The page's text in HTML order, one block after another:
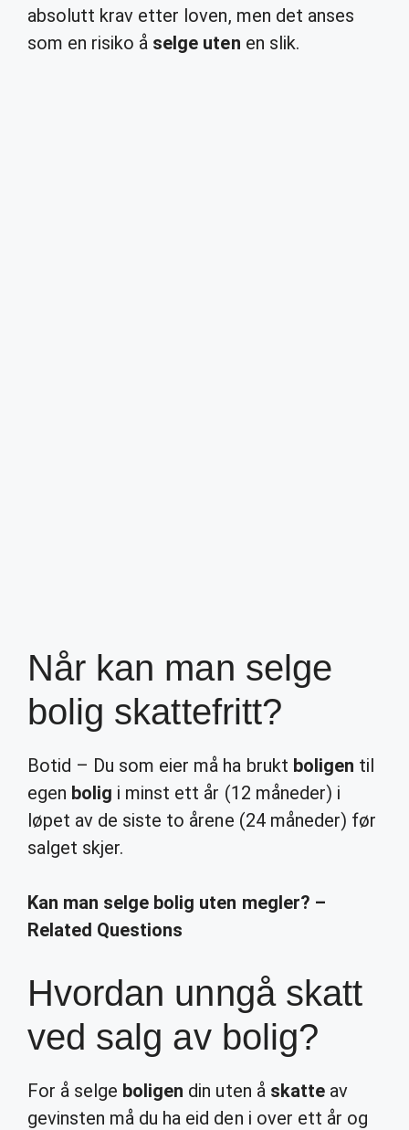
absolutt krav etter loven, men det anses
som en risiko å selge uten en slik.
Når kan man selge
bolig skattefritt?
Botid – Du som eier må ha brukt boligen til
egen bolig i minst ett år (12 måneder) i
løpet av de siste to årene (24 måneder) før
salget skjer.
Kan man selge bolig uten megler? –
Related Questions
Hvordan unngå skatt
ved salg av bolig?
For å selge boligen din uten å skatteav
gevinsten må du ha eid den i over ett år og